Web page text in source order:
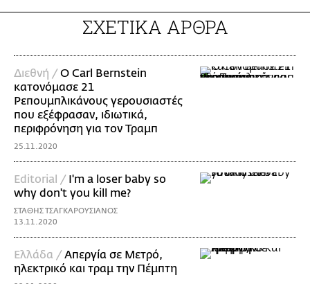
ΣΧΕΤΙΚΑ ΑΡΘΡΑ
Διεθνή / Ο Carl Bernstein
κατονόμασε 21
Ρεπουμπλικάνoυς γερουσιαστές
που εξέφρασαν, ιδιωτικά,
περιφρόνηση για τον Τραμπ
25.11.2020
Editorial / Ι'm a loser baby so
why don't you kill me?
ΣΤΑΘΗΣ ΤΣΑΓΚΑΡΟΥΣΙΑΝΟΣ
13.11.2020
Ελλάδα / Απεργία σε Μετρό,
ηλεκτρικό και τραμ την Πέμπτη